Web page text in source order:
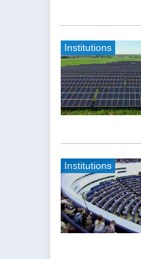
Institutions
Institutions